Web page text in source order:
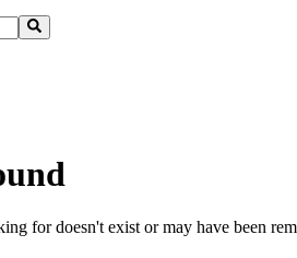
for doesn't exist or may have been